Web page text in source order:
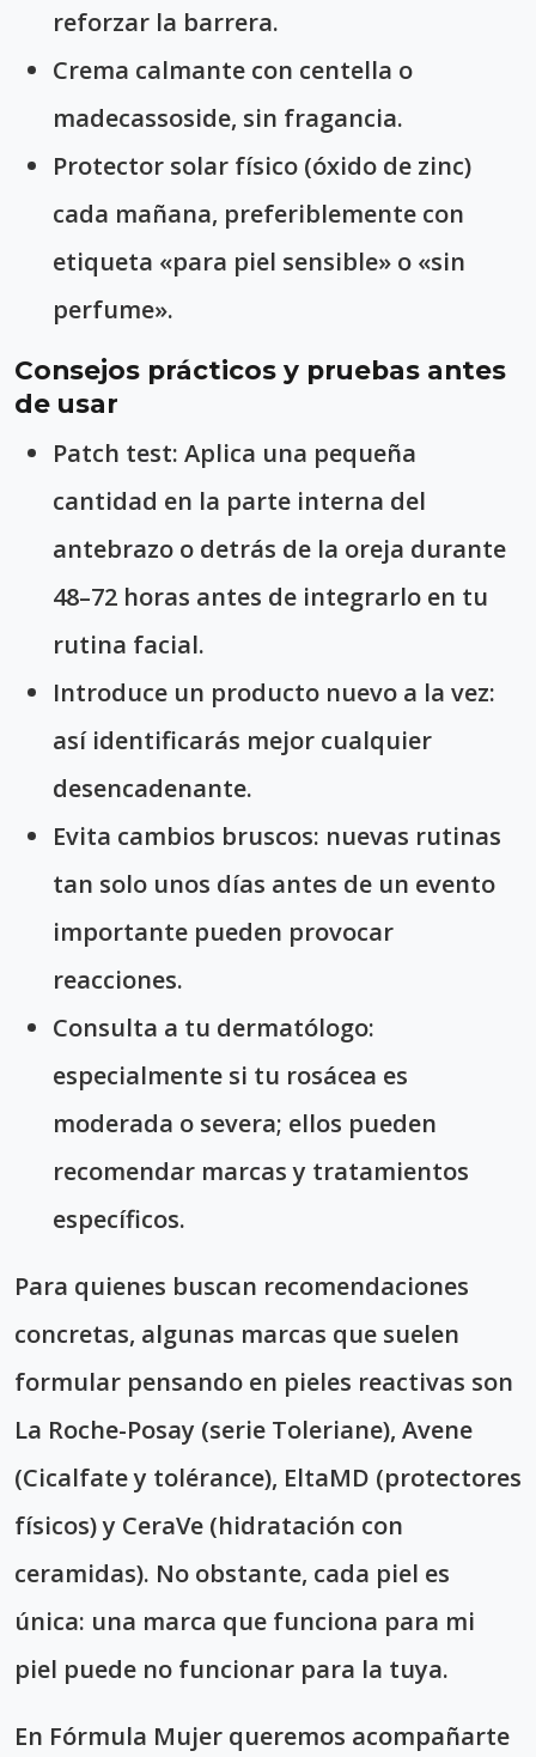
reforzar la barrera.
Crema calmante con centella o
madecassoside, sin fragancia.
Protector solar físico (óxido de zinc)
cada mañana, preferiblemente con
etiqueta «para piel sensible» o «sin
perfume».
Consejos prácticos y pruebas antes
de usar
Patch test: Aplica una pequeña
cantidad en la parte interna del
antebrazo o detrás de la oreja durante
48–72 horas antes de integrarlo en tu
rutina facial.
Introduce un producto nuevo a la vez:
así identificarás mejor cualquier
desencadenante.
Evita cambios bruscos: nuevas rutinas
tan solo unos días antes de un evento
importante pueden provocar
reacciones.
Consulta a tu dermatólogo:
especialmente si tu rosácea es
moderada o severa; ellos pueden
recomendar marcas y tratamientos
específicos.
Para quienes buscan recomendaciones
concretas, algunas marcas que suelen
formular pensando en pieles reactivas son
La Roche-Posay (serie Toleriane), Avene
(Cicalfate y tolérance), EltaMD (protectores
físicos) y CeraVe (hidratación con
ceramidas). No obstante, cada piel es
única: una marca que funciona para mi
piel puede no funcionar para la tuya.
En Fórmula Mujer queremos acompañarte